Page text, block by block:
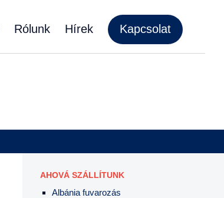
Rólunk Hírek Kapcsolat
AHOVÁ SZÁLLÍTUNK
Albánia fuvarozás